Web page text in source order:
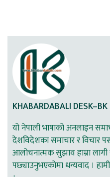
KHABARDABALI DESK–BK
यो नेपाली भाषाको अनलाइन
देशविदेशका समाचार र विचार
आलोचनात्मक सुझाव हाम्रा लागी
पछ्याउनुभएकोमा धन्यवाद ।